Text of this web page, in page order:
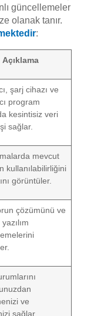
güncellemeler
olanak tanır.
:
Açıklama
şarj cihazı ve
program
kesintisiz veri
sağlar.
mevcut
kullanılabilirliğini
görüntüler.
çözümünü ve
ve
sağlar.